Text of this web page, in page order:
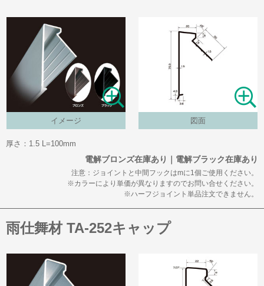
イメージ 図面
厚さ：1.5 L=100mm
電解ブロンズ在庫あり｜電解ブラック在庫あり
注意：ジョイントと中間フックはmに1個ご使用ください。
※カラーにより単価が異なりますのでお問い合せください。
※ハーフジョイント単品注文できません。
雨仕舞材 TA-252キャップ